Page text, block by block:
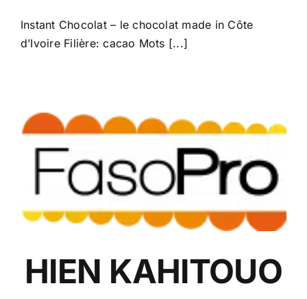
Instant Chocolat – le chocolat made in Côte
d’Ivoire Filière: cacao Mots [...]
HIEN KAHITOUO